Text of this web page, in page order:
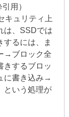
用）
キュリティ上
は、SSDでは
するには、ま
→ブロック全
するブロッ
に書き込み→
という処理が